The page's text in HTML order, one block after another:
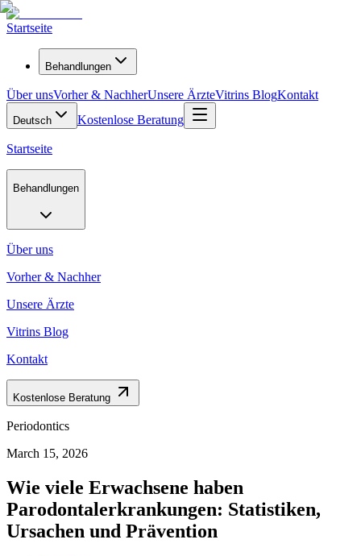
Startseite
Behandlungen
Über unsVorher & NachherUnsere ÄrzteVitrins BlogKontakt
Deutsch Kostenlose Beratung
Startseite
Behandlungen
Über uns
Vorher & Nachher
Unsere Ärzte
Vitrins Blog
Kontakt
Kostenlose Beratung
Periodontics
March 15, 2026
Wie viele Erwachsene haben
Parodontalerkrankungen: Statistiken,
Ursachen und Prävention